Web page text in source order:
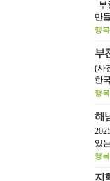
부
만
행
부
(사
한
행
해
있
행
지